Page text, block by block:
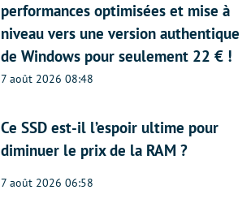
performances optimisées et mise à
niveau vers une version authentique
de Windows pour seulement 22 € !
7 août 2026 08:48
Ce SSD est-il l’espoir ultime pour
diminuer le prix de la RAM ?
7 août 2026 06:58